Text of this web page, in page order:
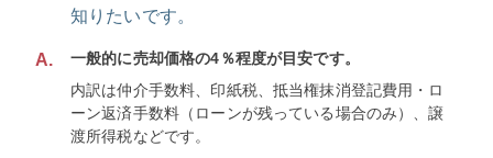
知りたいです。
A.
一般的に売却価格の4％程度が目安です。
内訳は仲介手数料、印紙税、抵当権抹消登記費用・ロ
ーン返済手数料（ローンが残っている場合のみ）、譲
渡所得税などです。